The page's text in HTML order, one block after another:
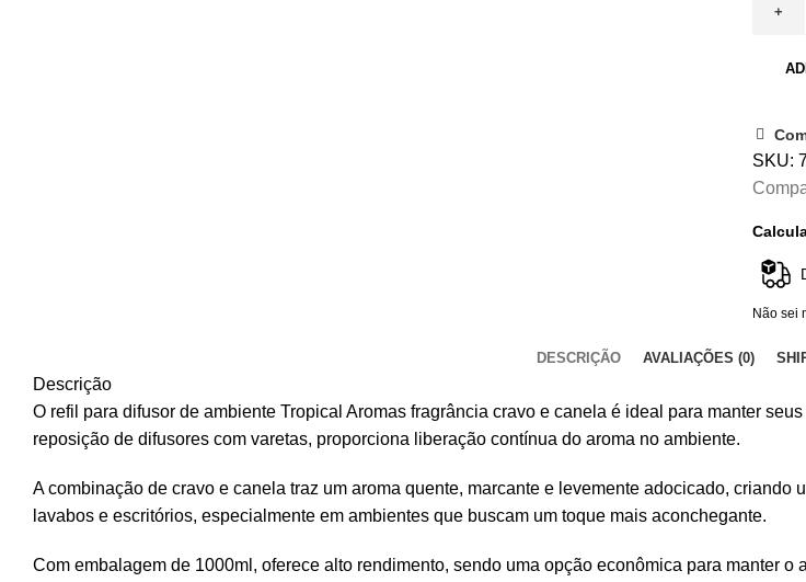
SKU:
Não sei
DESCRIÇÃO AVALIAÇÕES (0)
Descrição
O refil para difusor de ambiente Tropical Aromas fragrância cravo e canela é ideal para manter
reposição de difusores com varetas, proporciona liberação contínua do aroma no ambiente.
A combinação de cravo e canela traz um aroma quente, marcante e levemente adocicado,
lavabos e escritórios, especialmente em ambientes que buscam um toque mais aconchegante.
Com embalagem de 1000ml, oferece alto rendimento, sendo uma opção econômica para manter o